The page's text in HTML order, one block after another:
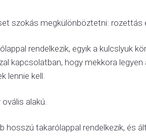
szokás megkülönböztetni: rozettás
rendelkezik, egyik a kulcslyuk
kapcsolatban, hogy mekkora legyen
lennie kell.
alakú.
hosszú takarólappal rendelkezik, és